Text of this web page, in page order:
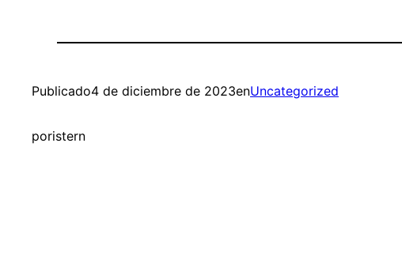
Publicado4 de diciembre de 2023enUncategorized
poristern